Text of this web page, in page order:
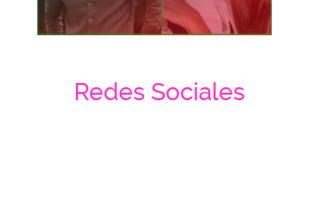
Redes Sociales